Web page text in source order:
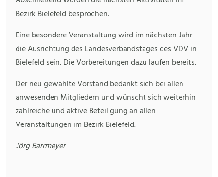
Bezirk Bielefeld besprochen.
Eine besondere Veranstaltung wird im nächsten Jahr
die Ausrichtung des Landesverbandstages des VDV in
Bielefeld sein. Die Vorbereitungen dazu laufen bereits.
Der neu gewählte Vorstand bedankt sich bei allen
anwesenden Mitgliedern und wünscht sich weiterhin
zahlreiche und aktive Beteiligung an allen
Veranstaltungen im Bezirk Bielefeld.
Jörg Barrmeyer